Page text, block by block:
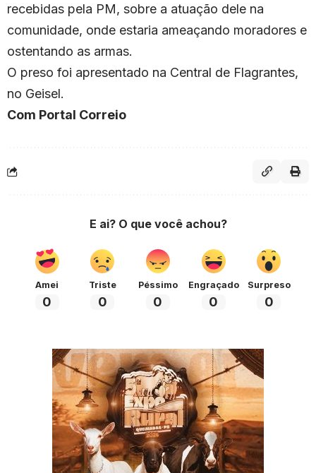
recebidas pela PM, sobre a atuação dele na
comunidade, onde estaria ameaçando moradores e
ostentando as armas.
O preso foi apresentado na Central de Flagrantes,
no Geisel.
Com Portal Correio
E ai? O que você achou?
Amei
0
Triste
0
Péssimo
0
Engraçado
0
Surpreso
0